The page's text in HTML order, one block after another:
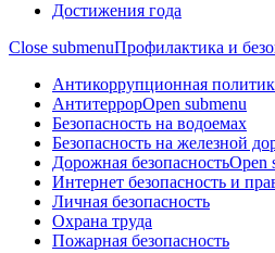
Достижения года
Close submenuПрофилактика и
Антикоррупционная
АнтитеррорOpen submenu
Безопасность на водоемах
Безопасность на железной
Дорожная безопасностьOpen
Интернет безопасность и
Личная безопасность
Охрана труда
Пожарная безопасность